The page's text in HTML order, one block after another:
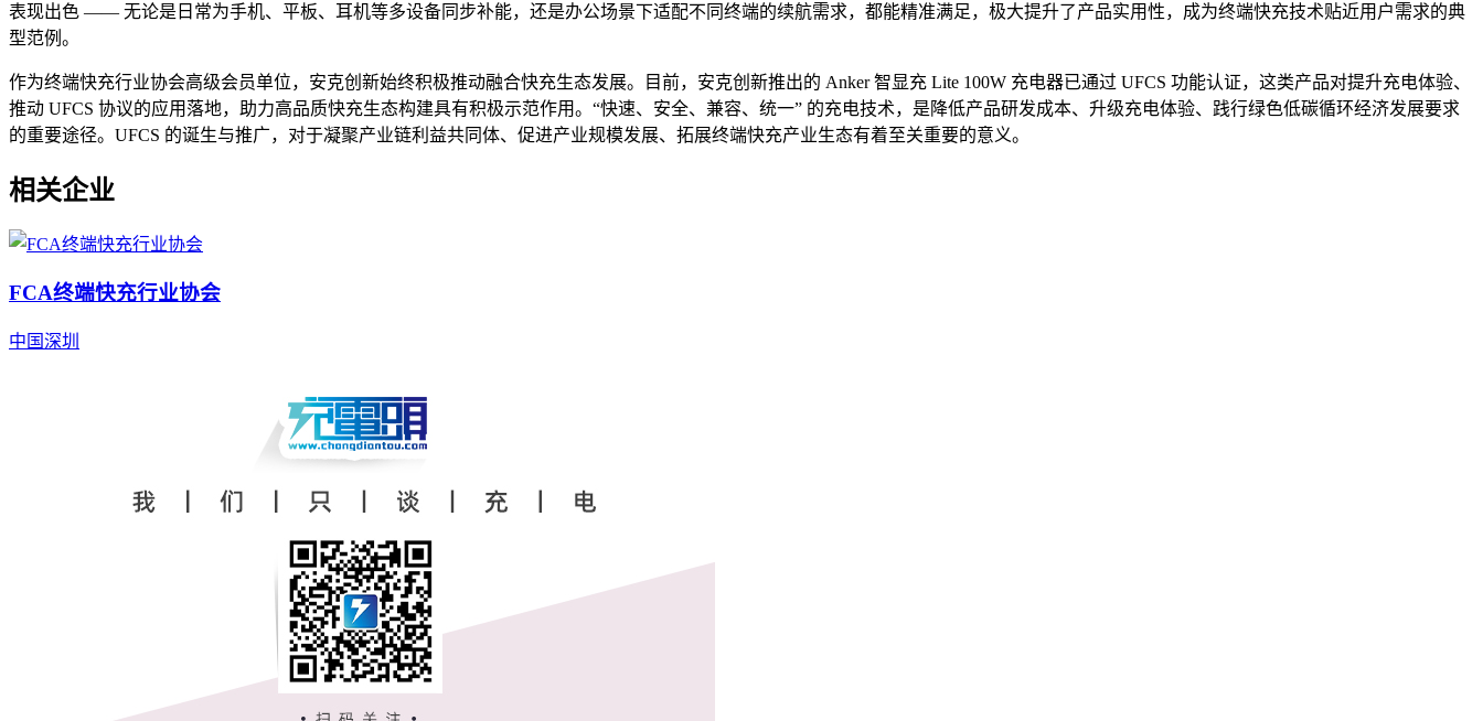
表现出色 —— 无论是日常为手机、平板、耳机等多设备同步补能，还是办公场景下适配不同终端的续航需求，都能精准满足，极大提升了产品实用性，成为终端快充技术贴近用户需求的典
型范例。
作为终端快充行业协会高级会员单位，安克创新始终积极推动融合快充生态发展。目前，安克创新推出的 Anker 智显充 Lite 100W 充电器已通过 UFCS 功能认证，这类产品对提升充电体验、
推动 UFCS 协议的应用落地，助力高品质快充生态构建具有积极示范作用。“快速、安全、兼容、统一” 的充电技术，是降低产品研发成本、升级充电体验、践行绿色低碳循环经济发展要求
的重要途径。UFCS 的诞生与推广，对于凝聚产业链利益共同体、促进产业规模发展、拓展终端快充产业生态有着至关重要的意义。
相关企业
FCA终端快充行业协会
中国深圳